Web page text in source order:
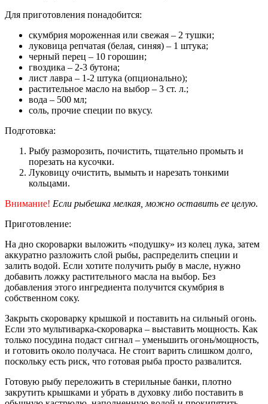
Для приготовления понадобится:
скумбрия мороженная или свежая – 2 тушки;
луковица репчатая (белая, синяя) – 1 штука;
черный перец – 10 горошин;
гвоздика – 2-3 бутона;
лист лавра – 1-2 штука (опционально);
растительное масло на выбор – 3 ст. л.;
вода – 500 мл;
соль, прочие специи по вкусу.
Подготовка:
Рыбу разморозить, почистить, тщательно промыть и
порезать на кусочки.
Луковицу очистить, вымыть и нарезать тонкими
кольцами.
Внимание! Если рыбешка мелкая, можно оставить ее целую.
Приготовление:
На дно скороварки выложить «подушку» из колец лука, затем
аккуратно разложить слой рыбы, распределить специи и
залить водой. Если хотите получить рыбу в масле, нужно
добавить ложку растительного масла на выбор. Без
добавления этого ингредиента получится скумбрия в
собственном соку.
Закрыть скороварку крышкой и поставить на сильный огонь.
Если это мультиварка-скороварка – выставить мощность. Как
только посудина подаст сигнал – уменьшить огонь/мощность,
и готовить около получаса. Не стоит варить слишком долго,
поскольку есть риск, что готовая рыба просто развалится.
Готовую рыбу переложить в стерильные банки, плотно
закрутить крышками и убрать в духовку либо поставить в